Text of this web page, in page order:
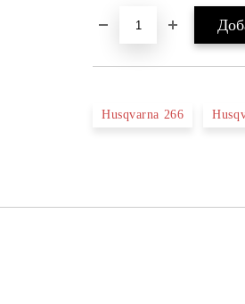
Husqvarna 266